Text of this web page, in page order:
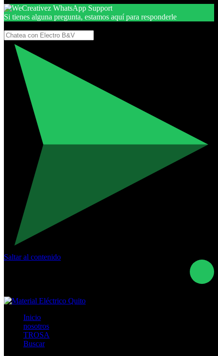
Si tienes alguna pregunta, estamos aquí para responderle
Saltar al contenido
Inicio
nosotros
TROSA
Buscar